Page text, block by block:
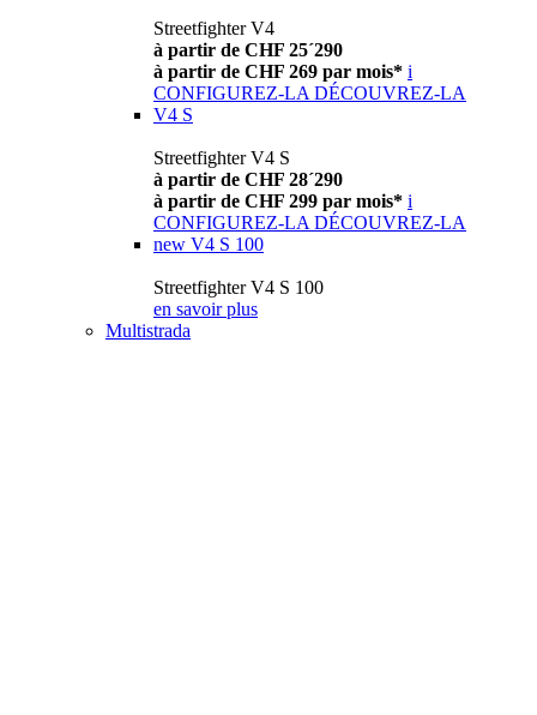
Streetfighter V4
à partir de CHF 25´290
à partir de CHF 269 par mois* i
CONFIGUREZ-LA DÉCOUVREZ-LA
V4 S
Streetfighter V4 S
à partir de CHF 28´290
à partir de CHF 299 par mois* i
CONFIGUREZ-LA DÉCOUVREZ-LA
new V4 S 100
Streetfighter V4 S 100
en savoir plus
Multistrada